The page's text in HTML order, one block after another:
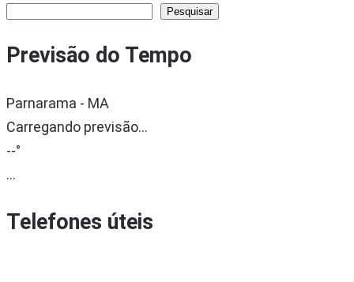
Pesquisar
Previsão do Tempo
Parnarama - MA
Carregando previsão...
--°
...
Telefones úteis